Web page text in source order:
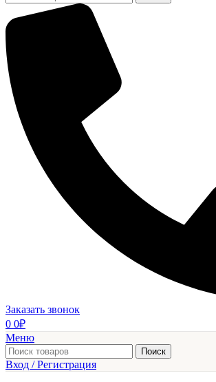
Заказать звонок
0 0₽
Меню
Поиск
Вход / Регистрация